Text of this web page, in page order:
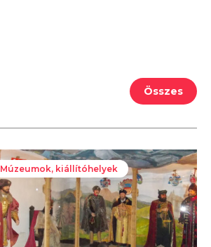
Összes
Múzeumok, kiállítóhelyek